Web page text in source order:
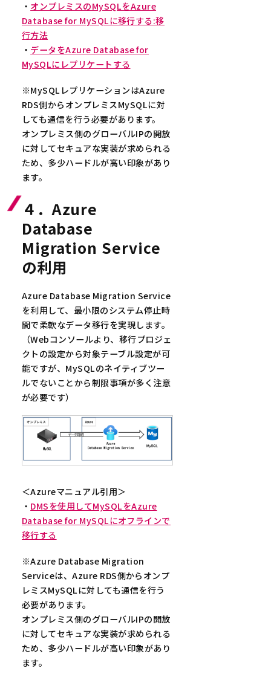
・ オンプレミスのMySQLをAzure
Database for MySQLに移行する:移
行方法
・ データをAzure Database for
MySQLにレプリケートする
※MySQLレプリケーションはAzure
RDS側からオンプレミスMySQLに対
しても通信を行う必要があります。
オンプレミス側のグローバルIPの開放
に対してセキュアな実装が求められる
ため、多少ハードルが高い印象があり
ます。
４．Azure
Database
Migration Service
の利用
Azure Database Migration Service
を利用して、最小限のシステム停止時
間で柔軟なデータ移行を実現します。
（Webコンソールより、移行プロジェ
クトの設定から対象テーブル設定が可
能ですが、MySQLのネイティブツー
ルでないことから制限事項が多く注意
が必要です）
＜Azureマニュアル引用＞
・ DMSを使用してMySQLをAzure
Database for MySQLにオフラインで
移行する
※Azure Database Migration
Serviceは、Azure RDS側からオンプ
レミスMySQLに対しても通信を行う
必要があります。
オンプレミス側のグローバルIPの開放
に対してセキュアな実装が求められる
ため、多少ハードルが高い印象があり
ます。